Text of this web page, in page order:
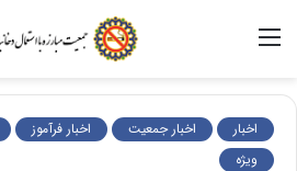
اخبار اخبار جمعیت اخبار فرآموز
ویژه